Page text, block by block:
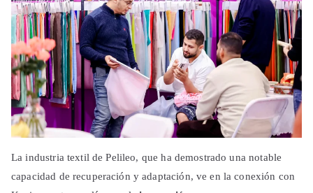
La industria textil de Pelileo, que ha demostrado una notable
capacidad de recuperación y adaptación, ve en la conexión con